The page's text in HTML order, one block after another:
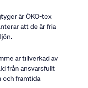
är ÖKO-tex
att de är fria
är tillverkad av
från ansvarsfullt
och framtida